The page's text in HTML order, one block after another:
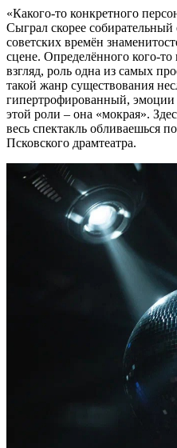
«Какого-то конкретного
Сыграл скорее
советских времён
сцене. Определённого кого-
взгляд, роль одна из самых
такой жанр существования
гипертрофированный, эмоции
этой роли – она «мокрая».
весь спектакль обливаешься
Псковского драмтеатра.